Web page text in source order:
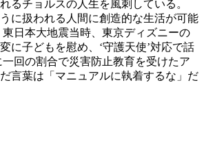
るチョルスの人生を風刺している。
に扱われる人間に創造的な生活が可能
日本大地震当時、東京ディズニーの
に子どもを慰め、‘守護天使’対応で話
回の割合で災害防止教育を受けたア
言葉は「マニュアルに執着するな」だ